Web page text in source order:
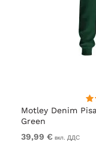
Motley Denim
Green
39,99 € вкл. ДДС